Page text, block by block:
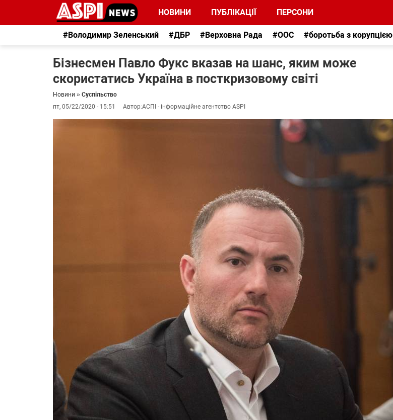
НОВИНИ ПУБЛІКАЦІЇ ПЕРСОНИ
#Володимир Зеленський #ДБР #Верховна Рада #ООС #боротьба з корупцією
Бізнесмен Павло Фукс вказав на шанс, яким може
скористатись Україна в посткризовому світі
Новини » Суспільство
пт, 05/22/2020 - 15:51
Автор:АСПІ - інформаційне агентство ASPI